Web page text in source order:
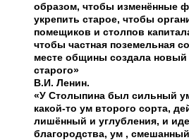
образом, чтобы изменённые
укрепить старое, чтобы
помещиков и столпов
чтобы частная поземельная
месте общины создала новый
старого»
В.И. Ленин.
«У Столыпина был сильный
какой-то ум второго сорта,
лишённый и углубления, и
благородства, ум ,